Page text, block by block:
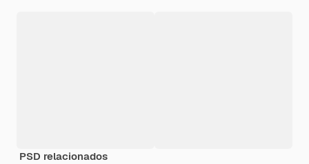
PSD relacionados